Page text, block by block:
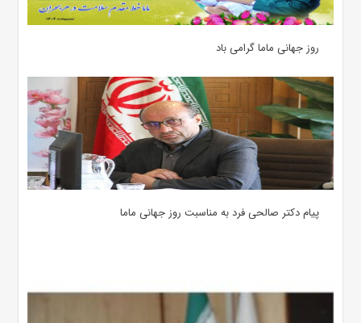
روز جهانی ماما گرامی باد
پیام دکتر صالحی فرد به مناسبت روز جهانی ماما